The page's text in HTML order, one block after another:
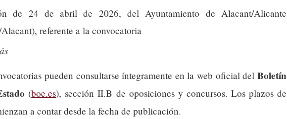
de 24 de abril de 2026, del Ayuntamiento de Alacant/Alicante
referente a la convocatoria
pueden consultarse íntegramente en la web oficial del Boletín
(boe.es), sección II.B de oposiciones y concursos. Los plazos de
a contar desde la fecha de publicación.